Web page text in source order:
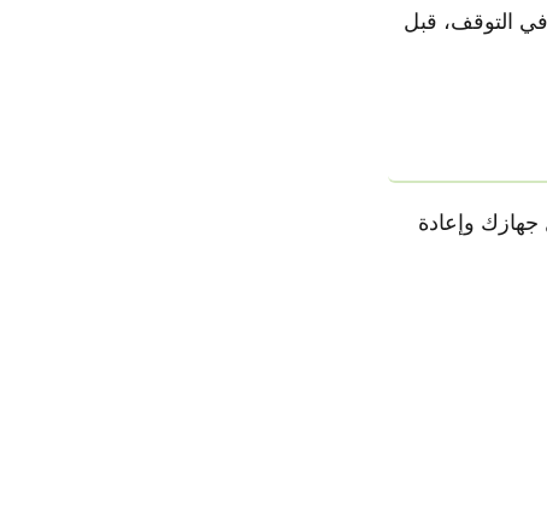
التوقف، قبل
جهازك وإعادة